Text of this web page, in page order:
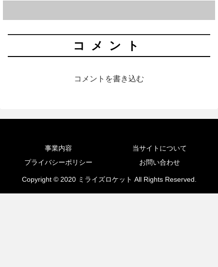
コメント
コメントを書き込む
事業内容
当サイトについて
プライバシーポリシー
お問い合わせ
Copyright © 2020 ミライズロケット All Rights Reserved.